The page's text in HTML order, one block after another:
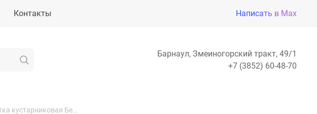
Контакты Написать в Max
Барнаул, Змеиногорский тракт, 49/1
+7 (3852) 60-48-70
Лапчатка кустарниковая Белла Бьянка